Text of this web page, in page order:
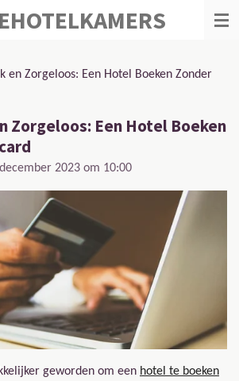
en Zorgeloos: Een Hotel Boeken Zonder
Zorgeloos: Een Hotel Boeken
2023 om 10:00
geworden om een hotel te boeken